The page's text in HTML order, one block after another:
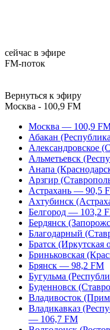
сейчас в эфире
FM-поток
Вернуться к эфиру
Москва - 100,9 FM
Москва — 100,9
Абакан
Александровское
Альметьевск
Анапа
Арзгир
Астрахань — 90,5
Ахтубинск
Белгород — 103,2
Бердянск
Благодарный
Братск
Бриньковская
Брянск — 98,2 FM
Бугульма
Буденновск
Владивосток
Владикавказ
— 106,7 FM